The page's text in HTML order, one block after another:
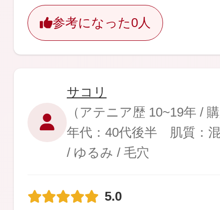
参考になった0人
サコリ
（アテニア歴 10~19年 /
年代：40代後半 肌質：
/ ゆるみ / 毛穴
5.0